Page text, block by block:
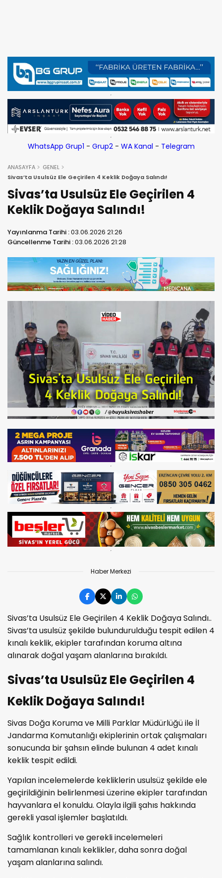
WhatsApp Grup1 - Grup2- WA Kanal - Telegram
ANASAYFA
GENEL
Sivas’ta Usulsüz Ele Geçirilen 4 Keklik Doğaya Salındı!
Sivas’ta Usulsüz Ele Geçirilen 4
Keklik Doğaya Salındı!
Yayınlanma Tarihi :03.06.2026 21:26
Güncellenme Tarihi :03.06.2026 21:28
Haber Merkezi
Sivas’ta Usulsüz Ele Geçirilen 4 Keklik Doğaya Salındı..
Sivas’ta usulsüz şekilde bulundurulduğu tespit edilen 4
kınalı keklik, ekipler tarafından koruma altına
alınarak doğal yaşam alanlarına bırakıldı.
Sivas’ta Usulsüz Ele Geçirilen 4
Keklik Doğaya Salındı!
Sivas Doğa Koruma ve Milli Parklar Müdürlüğü ile İl
Jandarma Komutanlığı ekiplerinin ortak çalışmaları
sonucunda bir şahsın elinde bulunan 4 adet kınalı
keklik tespit edildi.
Yapılan incelemelerde kekliklerin usulsüz şekilde ele
geçirildiğinin belirlenmesi üzerine ekipler tarafından
hayvanlara el konuldu. Olayla ilgili şahıs hakkında
gerekli yasal işlemler başlatıldı.
Sağlık kontrolleri ve gerekli incelemeleri
tamamlanan kınalı keklikler, daha sonra doğal
yaşam alanlarına salındı.